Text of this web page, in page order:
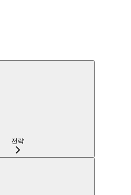
전략